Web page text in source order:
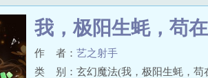
我，极阳生蚝，苟
作 者： 艺之射手
类 别：玄幻魔法(我，极阳生蚝，苟